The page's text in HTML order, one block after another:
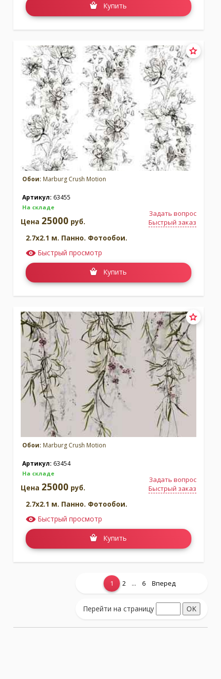
Купить
Обои: Marburg Crush Motion
Артикул: 63455
На складе
Задать вопрос
Быстрый заказ
Цена 25000 руб.
2.7x2.1 м. Панно. Фотообои.
Быстрый просмотр
Купить
Обои: Marburg Crush Motion
Артикул: 63454
На складе
Задать вопрос
Быстрый заказ
Цена 25000 руб.
2.7x2.1 м. Панно. Фотообои.
Быстрый просмотр
Купить
Показать еще...
1 2 ... 6 Вперед
Перейти на страницу